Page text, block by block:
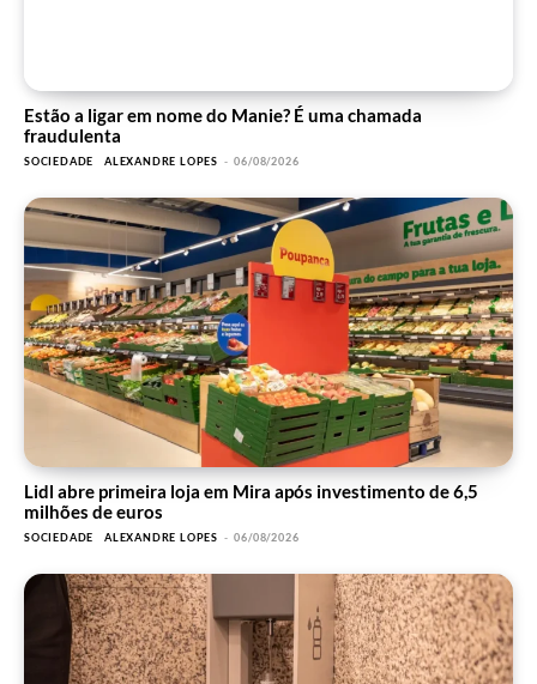
Estão a ligar em nome do Manie? É uma chamada
fraudulenta
SOCIEDADE ALEXANDRE LOPES - 06/08/2026
Lidl abre primeira loja em Mira após investimento de 6,5
milhões de euros
SOCIEDADE ALEXANDRE LOPES - 06/08/2026